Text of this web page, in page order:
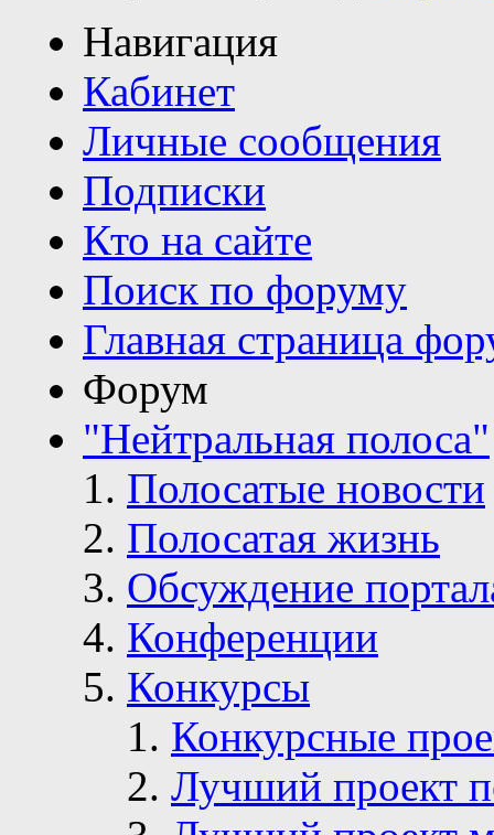
Навигация
Кабинет
Личные сообщения
Подписки
Кто на сайте
Поиск по форуму
Главная страница
Форум
"Нейтральная полоса"
Полосатые новости
Полосатая жизнь
Обсуждение
Конференции
Конкурсы
Конкурсные
Лучший проект